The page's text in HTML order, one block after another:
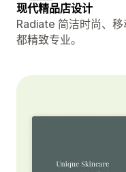
现代精品店设计
Radiate 简洁时尚、
都精致专业。